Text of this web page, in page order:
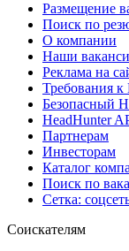
Размещение
Поиск по
О компании
Наши
Реклама на
Требования
Безопасный
HeadHunter
Партнерам
Инвесторам
Каталог
Поиск по
Сетка:
Соискателям